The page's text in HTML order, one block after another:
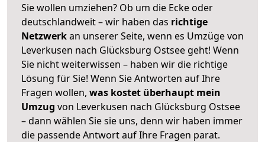
Sie wollen umziehen? Ob um die Ecke oder
deutschlandweit – wir haben das richtige
Netzwerkan unserer Seite, wenn es Umzüge von
Leverkusen nach Glücksburg Ostsee geht! Wenn
Sie nicht weiterwissen – haben wir die richtige
Lösung für Sie! Wenn Sie Antworten auf Ihre
Fragen wollen, was kostet überhaupt mein
Umzug von Leverkusen nach Glücksburg Ostsee
– dann wählen Sie sie uns, denn wir haben immer
die passende Antwort auf Ihre Fragen parat.